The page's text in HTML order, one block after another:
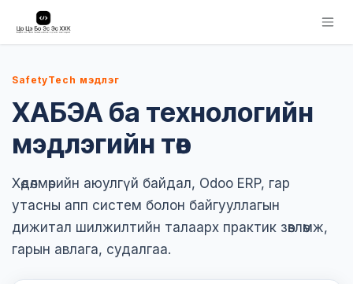
Skip to Content
SafetyTech мэдлэг
ХАБЭА ба технологийн
мэдлэгийн төв
Хөдөлмөрийн аюулгүй байдал, Odoo ERP, гар
утасны апп систем болон байгууллагын
дижитал шилжилтийн талаарх практик зөвлөмж,
гарын авлага, судалгаа.